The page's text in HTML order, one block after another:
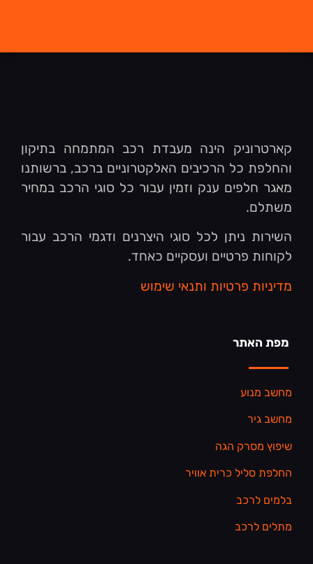
קארטרוניק הינה מעבדת רכב המתמחה בתיקון
והחלפת כל הרכיבים האלקטרוניים ברכב, ברשותנו
מאגר חלפים ענק וזמין עבור כל סוגי הרכב במחיר
משתלם.
השירות ניתן לכל סוגי היצרנים ודגמי הרכב עבור
לקוחות פרטיים ועסקיים כאחד.
מדיניות פרטיות ותנאי שימוש
מפת האתר
מחשב מנוע
מחשב גיר
שיפוץ מסרק הגה
החלפת סליל כרית אוויר
בלמים לרכב
מתלים לרכב